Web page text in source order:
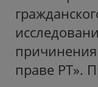
праве РТ».